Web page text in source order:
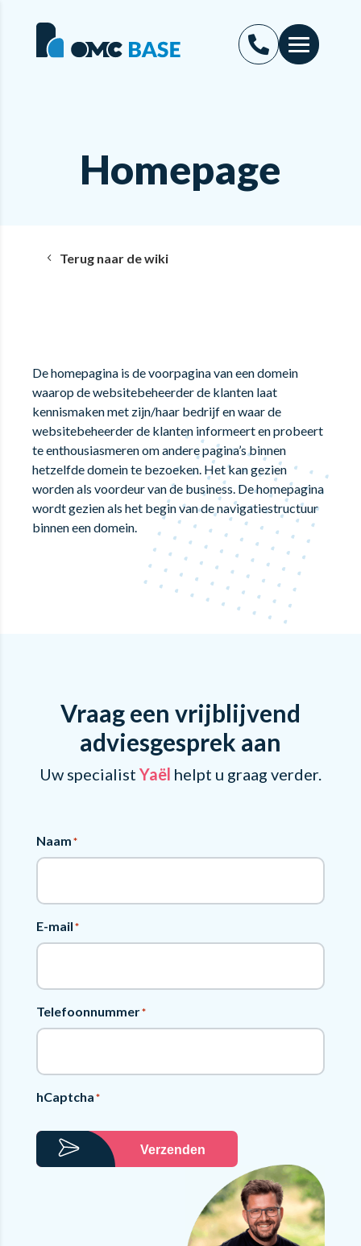
Homepage
Terug naar de wiki
De homepagina is de voorpagina van een domein
waarop de websitebeheerder de klanten laat
kennismaken met zijn/haar bedrijf en waar de
websitebeheerder de klanten informeert en probeert
te enthousiasmeren om andere pagina’s binnen
hetzelfde domein te bezoeken. Het kan gezien
worden als voordeur van de business. De homepagina
wordt gezien als het begin van de navigatiestructuur
binnen een domein.
Vraag een vrijblijvend
adviesgesprek aan
Uw specialist Yaël helpt u graag verder.
Naam*
E-mail*
Telefoonnummer*
hCaptcha*
Verzenden